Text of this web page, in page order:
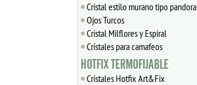
Cristal estilo murano tipo pandora
Ojos Turcos
Cristal Milflores y Espiral
Cristales para camafeos
HOTFIX TERMOFIJABLE
Cristales Hotfix Art&Fix